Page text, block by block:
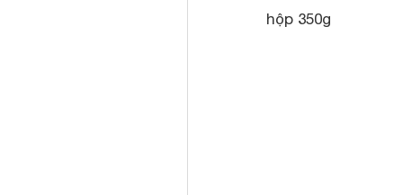
hộp 350g